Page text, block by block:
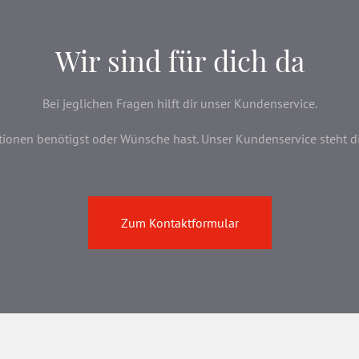
Wir sind für dich da
Bei jeglichen Fragen hilft dir unser Kundenservice.
benötigst oder Wünsche hast. Unser Kundenservice steht
Zum Kontaktformular